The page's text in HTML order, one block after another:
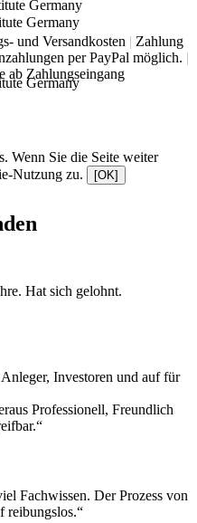
und Versandkosten | Zahlung
per PayPal möglich. |
ab Zahlungseingang
Wenn Sie die Seite weiter
Nutzung zu.
[OK]
Hat sich gelohnt.
Investoren und auf für
Professionell, Freundlich
Fachwissen. Der Prozess von
reibungslos.“